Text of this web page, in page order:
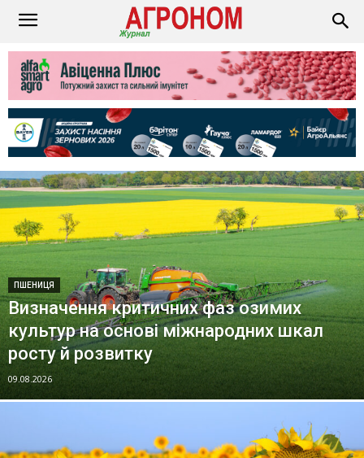
ПШЕНИЦЯ
Визначення критичних фаз озимих
культур на основі міжнародних шкал
росту й розвитку
09.08.2026